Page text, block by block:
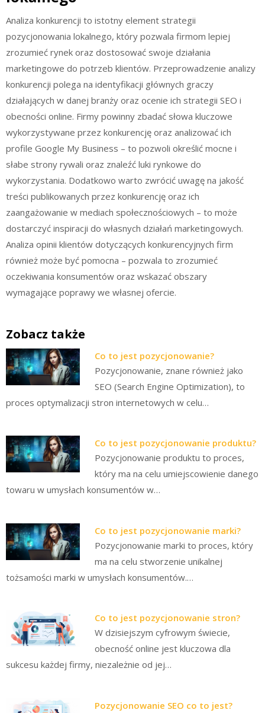
Analiza konkurencji to istotny element strategii
pozycjonowania lokalnego, który pozwala firmom lepiej
zrozumieć rynek oraz dostosować swoje działania
marketingowe do potrzeb klientów. Przeprowadzenie analizy
konkurencji polega na identyfikacji głównych graczy
działających w danej branży oraz ocenie ich strategii SEO i
obecności online. Firmy powinny zbadać słowa kluczowe
wykorzystywane przez konkurencję oraz analizować ich
profile Google My Business – to pozwoli określić mocne i
słabe strony rywali oraz znaleźć luki rynkowe do
wykorzystania. Dodatkowo warto zwrócić uwagę na jakość
treści publikowanych przez konkurencję oraz ich
zaangażowanie w mediach społecznościowych – to może
dostarczyć inspiracji do własnych działań marketingowych.
Analiza opinii klientów dotyczących konkurencyjnych firm
również może być pomocna – pozwala to zrozumieć
oczekiwania konsumentów oraz wskazać obszary
wymagające poprawy we własnej ofercie.
Zobacz także
Co to jest pozycjonowanie?
Pozycjonowanie, znane również jako
SEO (Search Engine Optimization), to
proces optymalizacji stron internetowych w celu…
Co to jest pozycjonowanie produktu?
Pozycjonowanie produktu to proces,
który ma na celu umiejscowienie danego
towaru w umysłach konsumentów w…
Co to jest pozycjonowanie marki?
Pozycjonowanie marki to proces, który
ma na celu stworzenie unikalnej
tożsamości marki w umysłach konsumentów.…
Co to jest pozycjonowanie stron?
W dzisiejszym cyfrowym świecie,
obecność online jest kluczowa dla
sukcesu każdej firmy, niezależnie od jej…
Pozycjonowanie SEO co to jest?